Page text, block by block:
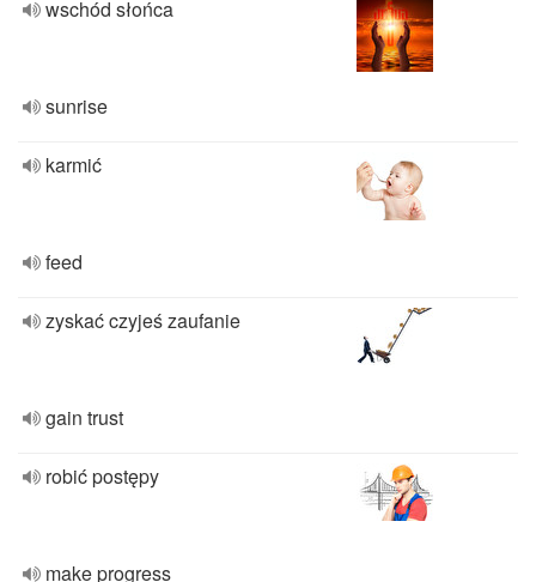
wschód słońca
sunrise
karmić
feed
zyskać czyjeś zaufanie
gain trust
robić postępy
make progress